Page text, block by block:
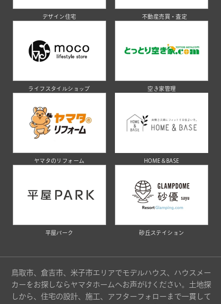
デザイン住宅 不動産売買・査定
ライフスタイルショップ 空き家管理
ヤマタのリフォーム HOME＆BASE
平屋パーク 砂丘ステイション
鳥取市、倉吉市、米子市エリアでモデルハウス、ハウスメー
カーをお探しならヤマタホームへお声がけください。土地探
しから、住宅の設計、施工、アフターフォローまで一貫して